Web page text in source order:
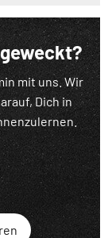
mit uns. Wir
Dich in